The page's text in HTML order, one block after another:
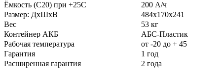
Ёмкость (С20) при +25С
200 А/ч
Размер: ДхШхВ
484х170х241
Вес
53 кг
Контейнер АКБ
АБС-Пластик
Рабочая температура
от -20 до + 45
Гарантия
1 год
Расширенная гарантия
2 года